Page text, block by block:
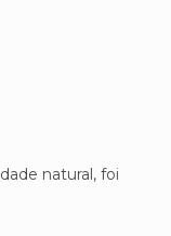
natural, foi